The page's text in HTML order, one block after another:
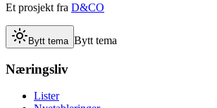
Et prosjekt fra D&CO
Bytt tema Bytt tema
Næringsliv
Lister